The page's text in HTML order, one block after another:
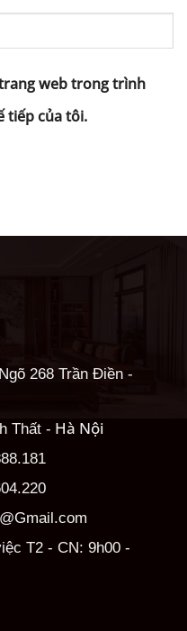
web trong trình
tiếp của tôi.
268 Trần Điền -
Thất - Hà Nội
T2 - CN: 9h00 -